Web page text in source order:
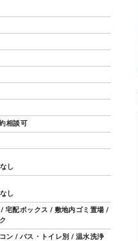
相談可
し
し
宅配ボックス / 敷地内ゴミ置場 /
ン / バス・トイレ別 / 温水洗浄